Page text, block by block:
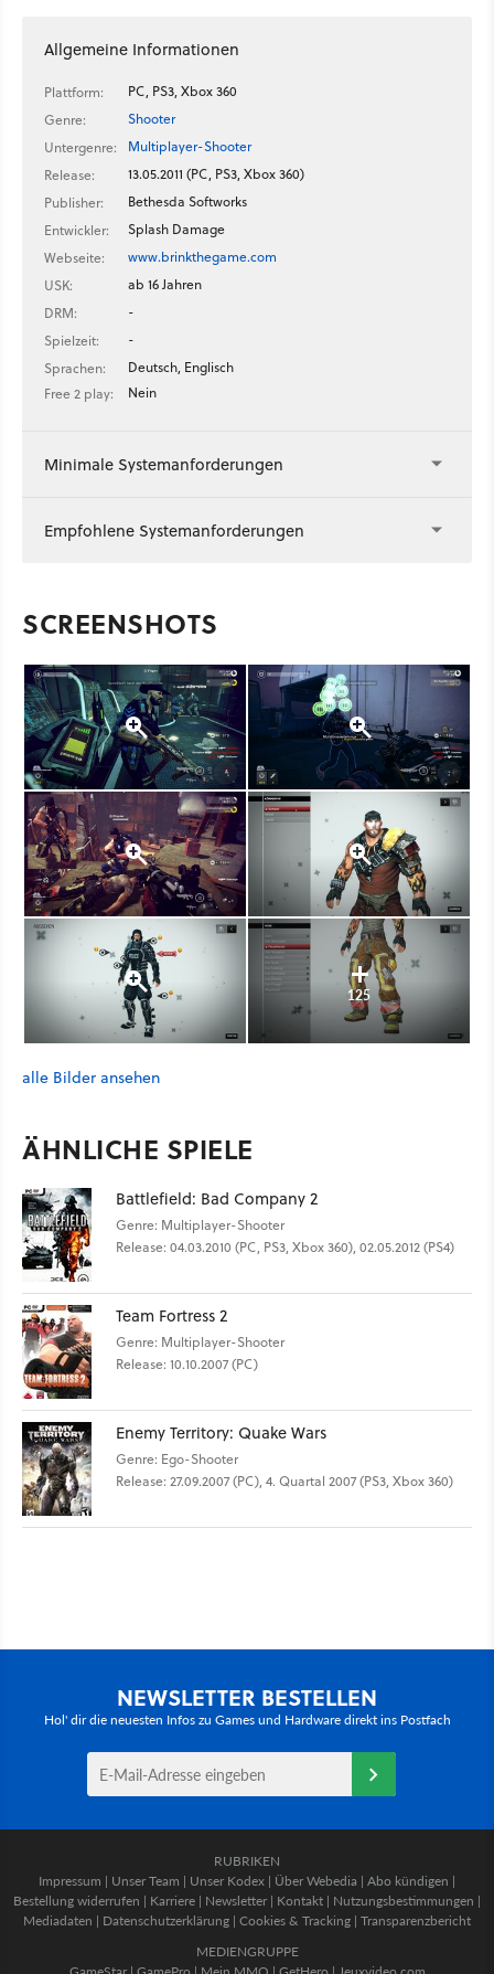
Allgemeine Informationen
Plattform:
PC, PS3, Xbox 360
Genre:
Shooter
Untergenre:
Multiplayer-Shooter
Release:
13.05.2011 (PC, PS3, Xbox 360)
Publisher:
Bethesda Softworks
Entwickler:
Splash Damage
Webseite:
www.brinkthegame.com
USK:
ab 16 Jahren
DRM:
-
Spielzeit:
-
Sprachen:
Deutsch, Englisch
Free 2 play:
Nein
Minimale Systemanforderungen
Empfohlene Systemanforderungen
SCREENSHOTS
125
alle Bilder ansehen
ÄHNLICHE SPIELE
Battlefield: Bad Company 2
Genre: Multiplayer-Shooter
Release: 04.03.2010 (PC, PS3, Xbox 360), 02.05.2012 (PS4)
Team Fortress 2
Genre: Multiplayer-Shooter
Release: 10.10.2007 (PC)
Enemy Territory: Quake Wars
Genre: Ego-Shooter
Release: 27.09.2007 (PC), 4. Quartal 2007 (PS3, Xbox 360)
NEWSLETTER BESTELLEN
Hol' dir die neuesten Infos zu Games und Hardware direkt ins Postfach
RUBRIKEN
Impressum | Unser Team | Unser Kodex | Über Webedia | Abo kündigen |
Bestellung widerrufen | Karriere | Newsletter | Kontakt | Nutzungsbestimmungen |
Mediadaten | Datenschutzerklärung | Cookies & Tracking | Transparenzbericht
MEDIENGRUPPE